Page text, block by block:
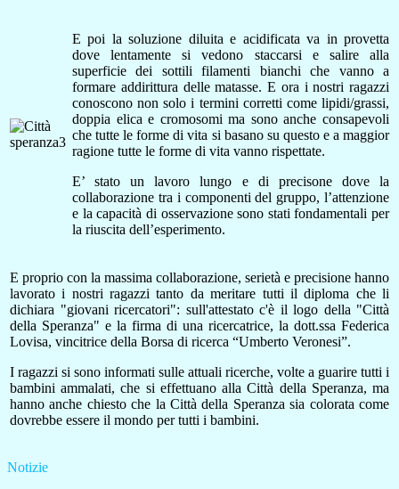
E poi la soluzione diluita e acidificata va in provetta
dove lentamente si vedono staccarsi e salire alla
superficie dei sottili filamenti bianchi che vanno a
formare addirittura delle matasse. E ora i nostri ragazzi
conoscono non solo i termini corretti come lipidi/grassi,
doppia elica e cromosomi ma sono anche consapevoli
che tutte le forme di vita si basano su questo e a maggior
ragione tutte le forme di vita vanno rispettate.
E’ stato un lavoro lungo e di precisone dove la
collaborazione tra i componenti del gruppo, l’attenzione
e la capacità di osservazione sono stati fondamentali per
la riuscita dell’esperimento.
E proprio con la massima collaborazione, serietà e precisione hanno
lavorato i nostri ragazzi tanto da meritare tutti il diploma che li
dichiara "giovani ricercatori": sull'attestato c'è il logo della "Città
della Speranza" e la firma di una ricercatrice, la dott.ssa Federica
Lovisa, vincitrice della Borsa di ricerca “Umberto Veronesi”.
I ragazzi si sono informati sulle attuali ricerche, volte a guarire tutti i
bambini ammalati, che si effettuano alla Città della Speranza, ma
hanno anche chiesto che la Città della Speranza sia colorata come
dovrebbe essere il mondo per tutti i bambini.
Notizie